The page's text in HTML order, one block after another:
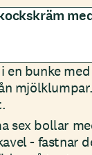
bunke
sex bollar
- fastnar